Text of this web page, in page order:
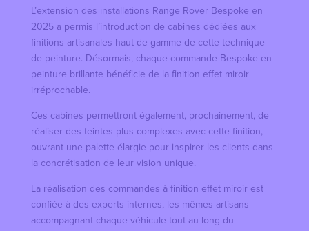
L’extension des installations Range Rover Bespoke en
2025 a permis l’introduction de cabines dédiées aux
finitions artisanales haut de gamme de cette technique
de peinture. Désormais, chaque commande Bespoke en
peinture brillante bénéficie de la finition effet miroir
irréprochable.
Ces cabines permettront également, prochainement, de
réaliser des teintes plus complexes avec cette finition,
ouvrant une palette élargie pour inspirer les clients dans
la concrétisation de leur vision unique.
La réalisation des commandes à finition effet miroir est
confiée à des experts internes, les mêmes artisans
accompagnant chaque véhicule tout au long du